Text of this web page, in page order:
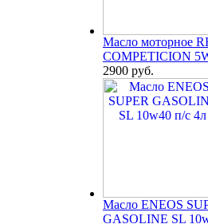
Масло моторное
COMPETICION
2900 руб.
Масло ENEOS
GASOLINE SL